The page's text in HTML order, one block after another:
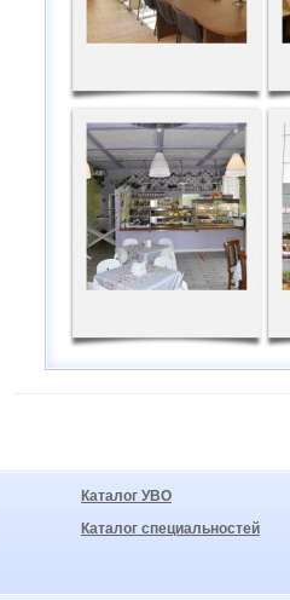
Каталог УВО
Каталог специальностей